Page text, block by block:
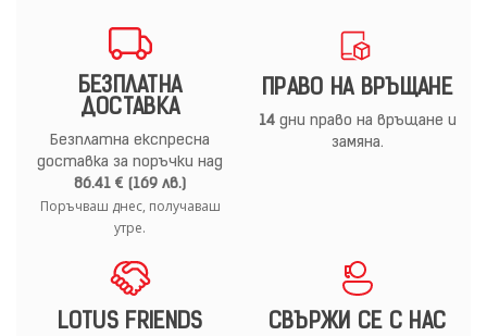
БЕЗПЛАТНА
ДОСТАВКА
Безплатна експресна
доставка за поръчки над
86.41 € (169 лв.)
Поръчваш днес, получаваш
утре.
ПРАВО НА ВРЪЩАНЕ
14дни право на връщане и
замяна.
LOTUS FRIENDS СВЪРЖИ СЕ С НАС